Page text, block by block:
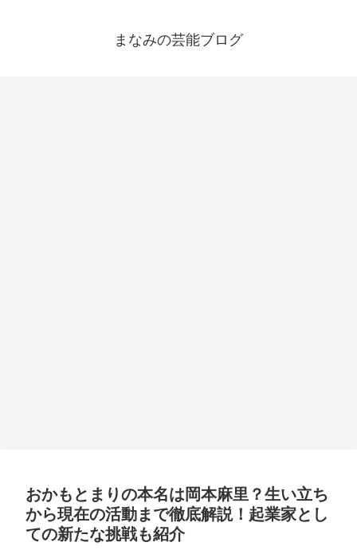
まなみの芸能ブログ
おかもとまりの本名は岡本麻里？生い立ち
から現在の活動まで徹底解説！起業家とし
ての新たな挑戦も紹介